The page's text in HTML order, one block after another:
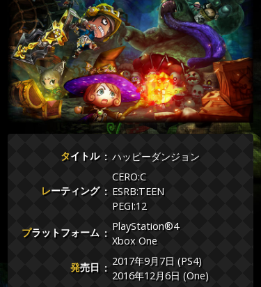
タイトル ハッピーダンジョン
レーティング
CERO:C
ESRB:TEEN
PEGI:12
プラットフォーム
PlayStation®4
Xbox One
発売日
2017年9月7日 (PS4)
2016年12月6日 (One)